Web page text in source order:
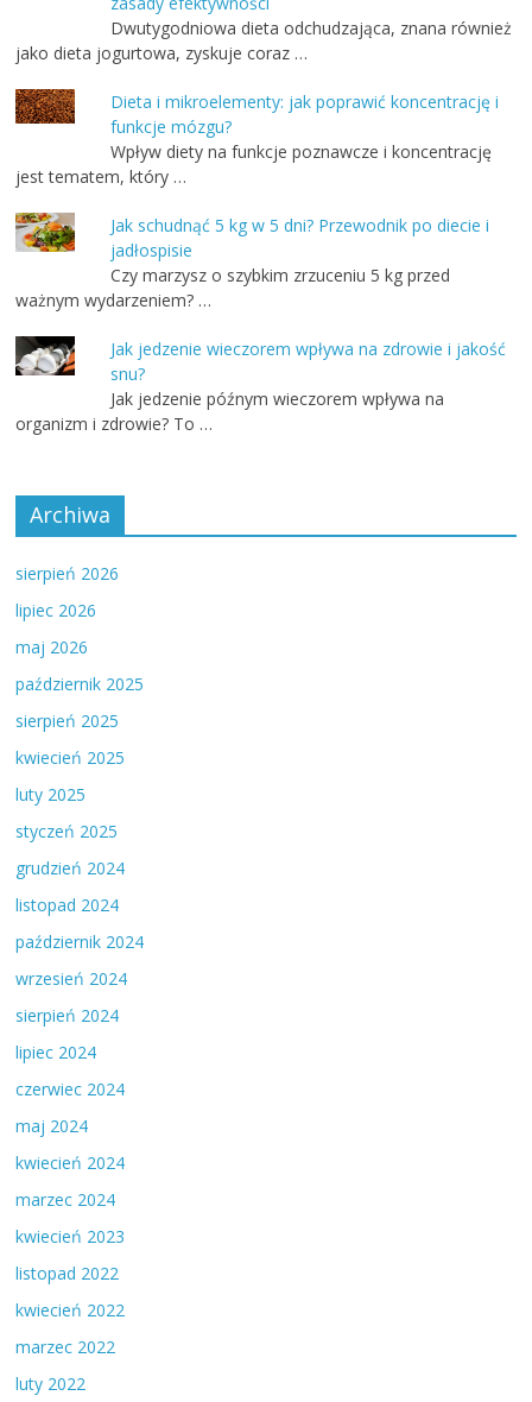
Dwutygodniowa dieta odchudzająca, znana również
jako dieta jogurtowa, zyskuje coraz …
Dieta i mikroelementy: jak poprawić koncentrację i
funkcje mózgu?
Wpływ diety na funkcje poznawcze i koncentrację
jest tematem, który …
Jak schudnąć 5 kg w 5 dni? Przewodnik po diecie i
jadłospisie
Czy marzysz o szybkim zrzuceniu 5 kg przed
ważnym wydarzeniem? …
Jak jedzenie wieczorem wpływa na zdrowie i jakość
snu?
Jak jedzenie późnym wieczorem wpływa na
organizm i zdrowie? To …
Archiwa
sierpień 2026
lipiec 2026
maj 2026
październik 2025
sierpień 2025
kwiecień 2025
luty 2025
styczeń 2025
grudzień 2024
listopad 2024
październik 2024
wrzesień 2024
sierpień 2024
lipiec 2024
czerwiec 2024
maj 2024
kwiecień 2024
marzec 2024
kwiecień 2023
listopad 2022
kwiecień 2022
marzec 2022
luty 2022